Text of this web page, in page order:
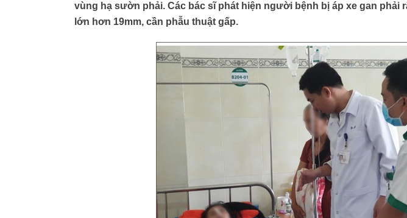
vùng hạ sườn phải. Các bác sĩ phát hiện người bệnh bị áp xe gan phải
lớn hơn 19mm, cần phẫu thuật gấp.